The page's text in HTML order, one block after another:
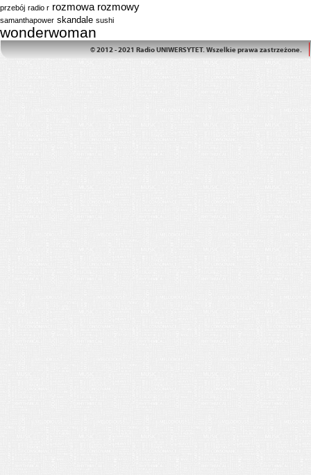
przebój radio r rozmowa rozmowy
samanthapower skandale sushi
wonderwoman
© 2012 - 2021 Radio UNIWERSYTET. Wszelkie prawa zastrzeżone.